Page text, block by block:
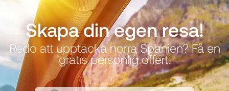
Skapa din egen resa!
Redo att upptäcka norra Spanien? Få en
gratis personlig offert.